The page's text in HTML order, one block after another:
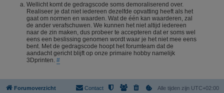
Wellicht komt de gedragscode soms demoraliserend over.
Realiseer je dat niet iedereen dezelfde opvatting heeft als het
gaat om normen en waarden. Wat de één kan waarderen, zal
de ander verafschuwen. We kunnen het niet altijd iedereen
naar de zin maken, dus probeer te accepteren dat er soms wel
eens een beslissing genomen wordt waar je het niet mee eens
bent. Met de gedragscode hoopt het forumteam dat de
aandacht gericht blijft op onze primaire hobby namelijk
3Dprinten. #
Forumoverzicht Alle tijden zijn UTC+02:00
Contact